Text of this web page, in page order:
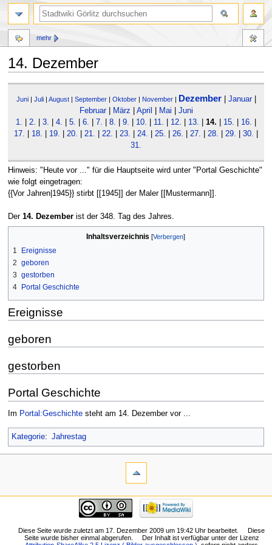
14. Dezember
Navigation
Suche
Juni| Juli| August| September| Oktober| November| Dezember| Januar|
Februar| März April Mai
Juni
1.
2. 3. 4. 5. 6. 7. 8. 9. 10. 11. 12. 13. 14. 15. 16.
17.
18. 19. 20. 21. 22. 23. 24. 25. 26. 27. 28. 29. 30.
31.
Hinweis: "Heute vor ..." für die Hauptseite wird unter "Portal Geschichte"
wie folgt eingetragen:
{{Vor Jahren|1945}} stirbt [[1945]] der Maler [[Mustermann]].
Der 14. Dezemberist der 348. Tag des Jahres.
Inhaltsverzeichnis
1
Ereignisse
2 geboren
3 gestorben
4
Portal Geschichte
Ereignisse
geboren
gestorben
Portal Geschichte
Im Portal:Geschichtesteht am 14. Dezember vor ...
Kategorie: Jahrestag
mehr
Diese Seite wurde zuletzt am 17. Dezember 2009 um 19:42 Uhr bearbeitet.
Diese
Seite wurde bisher einmal abgerufen.
Der Inhalt ist verfügbar unter der Lizenz